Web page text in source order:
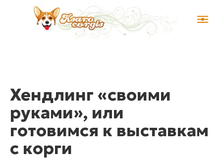
Хендлинг «своими
руками», или
готовимся к выставкам
с корги